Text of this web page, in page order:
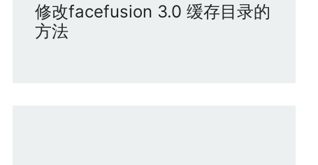
修改facefusion 3.0 缓存目录的
方法